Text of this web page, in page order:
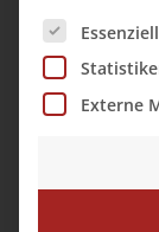
oder
Es folgtEssenziell
Externe